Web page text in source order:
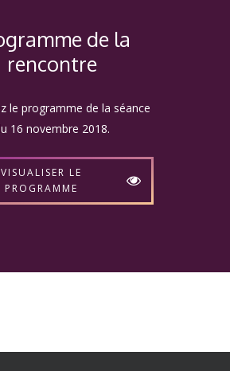
de la
rencontre
le programme de la séance
16 novembre 2018.
VISUALISER LE
PROGRAMME